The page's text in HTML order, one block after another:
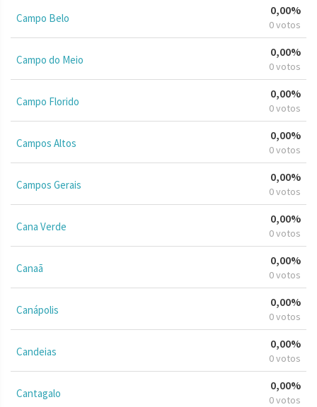
Campo Belo
0,00%
0 votos
Campo do Meio
0,00%
0 votos
Campo Florido
0,00%
0 votos
Campos Altos
0,00%
0 votos
Campos Gerais
0,00%
0 votos
Cana Verde
0,00%
0 votos
Canaã
0,00%
0 votos
Canápolis
0,00%
0 votos
Candeias
0,00%
0 votos
Cantagalo
0,00%
0 votos